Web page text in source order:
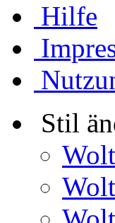
Hilfe
Stil